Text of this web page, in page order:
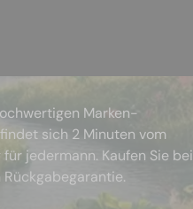
Marken-
sich 2 Minuten vom
jedermann. Kaufen Sie bei